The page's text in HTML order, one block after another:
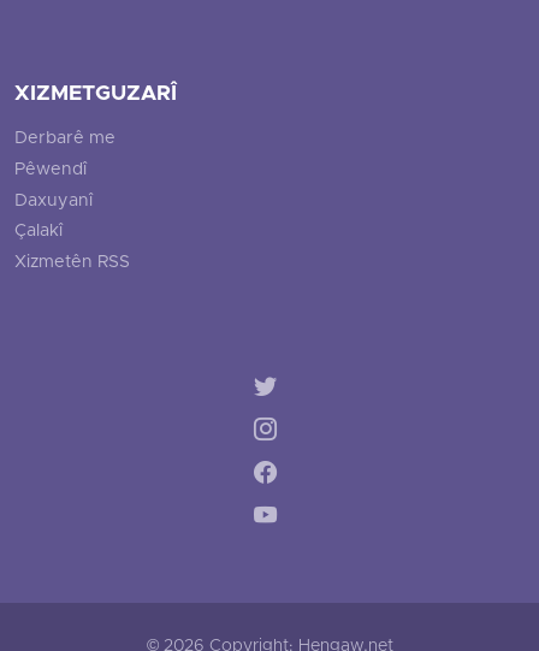
XIZMETGUZARÎ
Derbarê me
Pêwendî
Daxuyanî
Çalakî
Xizmetên RSS